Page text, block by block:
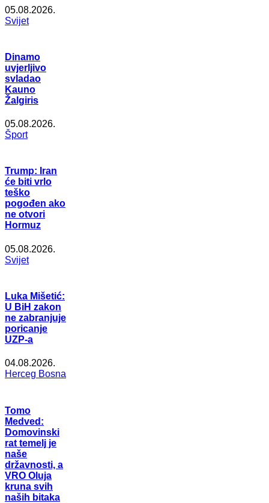
05.08.2026.
Svijet
Dinamo
uvjerljivo
svladao
Kauno
Žalgiris
05.08.2026.
Šport
Trump: Iran
će biti vrlo
teško
pogođen ako
ne otvori
Hormuz
05.08.2026.
Svijet
Luka Mišetić:
U BiH zakon
ne zabranjuje
poricanje
UZP-a
04.08.2026.
Herceg Bosna
Tomo
Medved:
Domovinski
rat temelj je
naše
državnosti, a
VRO Oluja
kruna svih
naših bitaka